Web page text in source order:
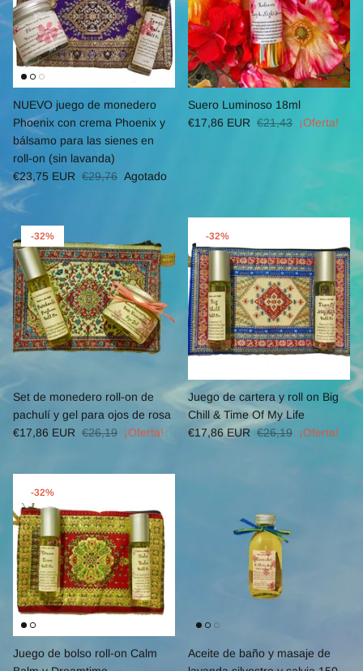
NUEVO juego de monedero
Phoenix con crema Phoenix y
bálsamo para las sienes en
roll-on (sin lavanda)
€23,75 EUR €29,76 Agotado
Suero Luminoso 18ml
€17,86 EUR €21,43 ¡Oferta!
-32%
Set de monedero roll-on de
pachulí y gel para ojos de rosa
€17,86 EUR €26,19 ¡Oferta!
-32%
Juego de cartera y roll on Big
Chill & Time Of My Life
€17,86 EUR €26,19 ¡Oferta!
-32%
Juego de bolso roll-on Calm
Aceite de baño y masaje de